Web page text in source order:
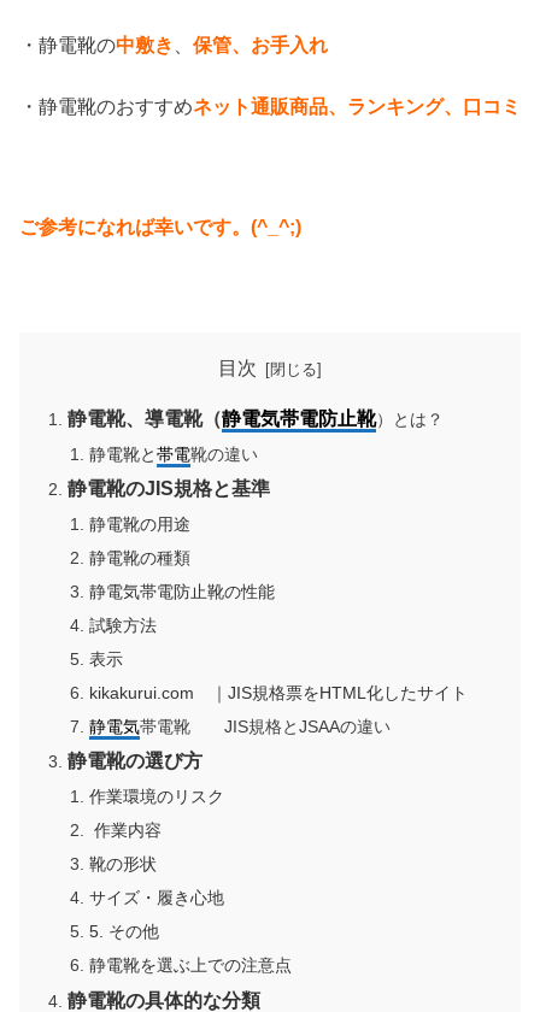
・静電靴の中敷き 保管、お手入れ
・静電靴のおすすめネット通販商品、ランキング、口コミ
ご参考になれば幸いです。(^_^;)
目次
静電靴、導電靴（静電気帯電防止靴）とは？
静電靴と帯電靴の違い
静電靴のJIS規格と基準
静電靴の用途
静電靴の種類
静電気帯電防止靴の性能
試験方法
表示
kikakurui.com ｜JIS規格票をHTML化したサイト
静電気帯電靴 JIS規格とJSAAの違い
静電靴の選び方
作業環境のリスク
作業内容
靴の形状
サイズ・履き心地
5. その他
静電靴を選ぶ上での注意点
静電靴の具体的な分類